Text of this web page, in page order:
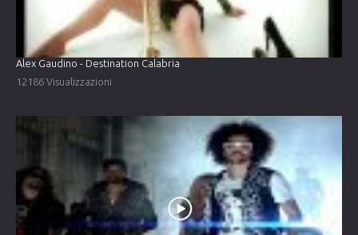
Alex Gaudino - Destination Calabria
12186 Visualizzazioni